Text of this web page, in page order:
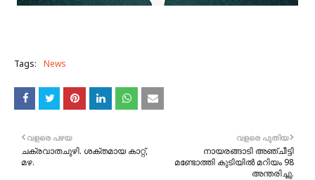
Tags: News
വളരെ പുതിയ
നായരങ്ങാടി അഞ്ചീട്ടി
മണ്ടോത്തി കുടിയിൽ മറിയം 98
അന്തരിച്ചു.
വളരെ പഴയ
ചക്രവാതചുഴി. ശക്തമായ കാറ്റ്,
മഴ.